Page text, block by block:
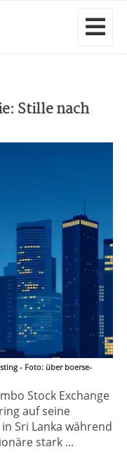
Stille nach
- Foto: über boerse-
Stock Exchange
auf seine
Sri Lanka während
stark ...